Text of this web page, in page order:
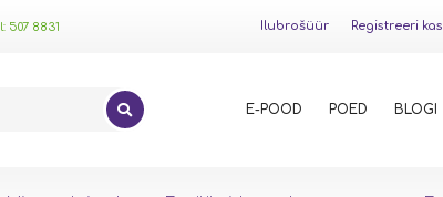
8831 Ilubrošüür Registreeri
E-POOD POED BLOGI